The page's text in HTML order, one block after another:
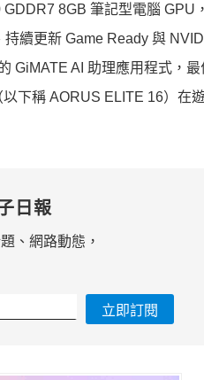
8GB 筆記型電腦 GPU
續更新 Game Ready 與
GiMATE AI 助理應用程式，
下稱 AORUS ELITE 16）在
日報
、網路動態，
立即訂閱